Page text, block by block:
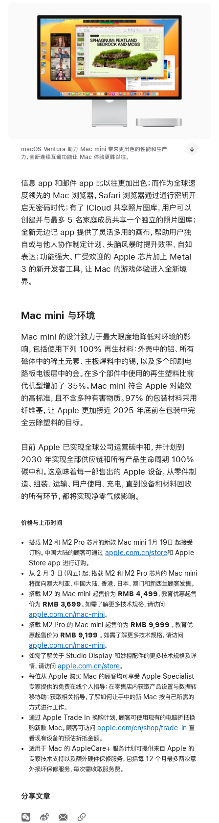
macOS Ventura 助力 Mac mini 带来更出色的性能和生产
力，全新连续互通功能让 Mac 体验更胜以往。
信息 app 和邮件 app 比以往更加出色；而作为全球速
度领先的 Mac 浏览器，Safari 浏览器通过通行密钥开
启无密码时代；有了 iCloud 共享照片图库，用户可以
创建并与最多 5 名家庭成员共享一个独立的照片图库；
全新无边记 app 提供了灵活多用的画布，帮助用户独
自或与他人协作制定计划、头脑风暴时提升效率、自如
表达；功能强大、广受欢迎的 Apple 芯片加上 Metal
3 的新开发者工具，让 Mac 的游戏体验进入全新境
界。
Mac mini 与环境
Mac mini 的设计致力于最大限度地降低对环境的影
响，包括使用下列 100% 再生材料：外壳中的铝、所有
磁体中的稀土元素、主板焊料中的锡，以及多个印刷电
路板电镀层中的金。在多个部件中使用的再生塑料比前
代机型增加了 35%。Mac mini 符合 Apple 对能效
的高标准，且不含多种有害物质。97% 的包装材料采用
纤维基，让 Apple 更加接近 2025 年底前在包装中完
全去除塑料的目标。
目前 Apple 已实现全球公司运营碳中和，并计划到
2030 年实现全部供应链和所有产品生命周期 100%
碳中和。这意味着每一部售出的 Apple 设备，从零件制
造、组装、运输、用户使用、充电，直到设备和材料回收
的所有环节，都将实现净零气候影响。
价格与上市时间
搭载 M2 和 M2 Pro 芯片的新款 Mac mini 1月 19日 起接受
订购。中国大陆的顾客可通过apple.com.cn/store和 Apple
Store app 进行订购。
从 2 月 3 日（周五）起，搭载 M2 和 M2 Pro 芯片的 Mac mini
将面向澳大利亚、 中国大陆、香港、 日本、 澳门和新西兰顾客发售。
搭载 M2 的 Mac mini 起售价为 RMB 4,499 ，教育优惠起售
价为 RMB 3,699。如需了解更多技术规格，请访问
apple.com.cn/mac-mini。
搭载 M2 Pro 的 Mac mini 起售价为 RMB 9,999 ，教育优
惠起售价为 RMB 9,199 。如需了解更多技术规格，请访问
apple.com.cn/mac-mini。
如需了解关于 Studio Display 和妙控配件的更多技术规格及详
情，请访问apple.com.cn/store。
每位从 Apple 购买 Mac 的顾客均可享受 Apple Specialist
专家提供的免费在线个人指导；在零售店内获取产品设置与数据转
移协助；获取相关指导，了解如何让手中的新 Mac 按自己所需的
方式进行工作。
通过 Apple Trade In 换购计划，顾客可使用现有的电脑折抵换
购新款 Mac。顾客可访问apple.com/cn/shop/trade-in 查
看现有设备的预估折抵金额。
适用于 Mac 的 AppleCare+ 服务计划可提供来自 Apple 的
专家技术支持以及额外硬件保修服务，包括每 12 个月最多两次意
外损坏保修服务，每次需收取服务费。
分享文章